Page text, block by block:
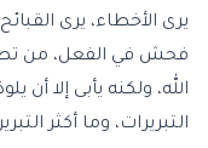
يرى الأخطاء، يرى
فحش في الفعل، من
الله، ولكنه يأبى إلا
التبريرات، وما أكثر